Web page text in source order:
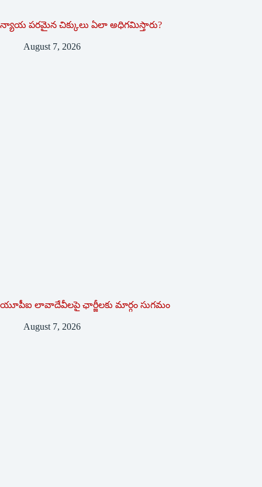
న్యాయ పరమైన చిక్కులు ఏలా అధిగమిస్తారు?
August 7, 2026
యూపీఐ లావాదేవీలపై ఛార్జీలకు మార్గం సుగమం
August 7, 2026